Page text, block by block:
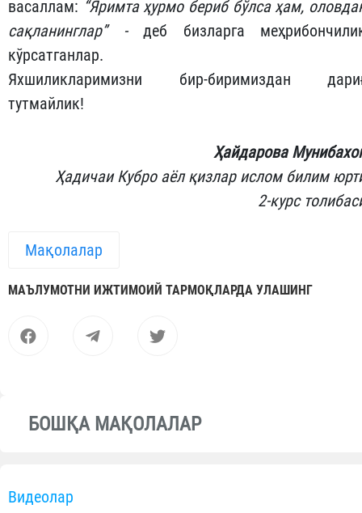
васаллам: “Яримта ҳурмо бериб бўлса ҳам,
сақланинглар” - деб бизларга
кўрсатганлар.
Яхшиликларимизни бир-биримиздан
тутмайлик!
Ҳайдарова
Ҳадичаи Кубро аёл қизлар ислом билим
2-курс
Мақолалар
МАЪЛУМОТНИ ИЖТИМОИЙ ТАРМОҚЛАРДА УЛАШИНГ
БОШҚА МАҚОЛАЛАР
Видеолар